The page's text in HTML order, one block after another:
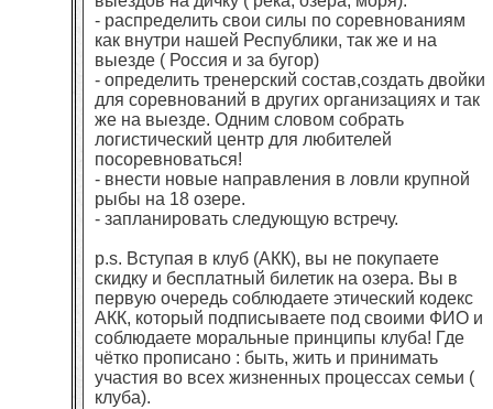
- распределить свои силы по соревнованиям
как внутри нашей Республики, так же и на
выезде ( Россия и за бугор)
- определить тренерский состав,создать двойки
для соревнований в других организациях и так
же на выезде. Одним словом собрать
логистический центр для любителей
посоревноваться!
- внести новые направления в ловли крупной
рыбы на 18 озере.
- запланировать следующую встречу.
p.s. Вступая в клуб (АКК), вы не покупаете
скидку и бесплатный билетик на озера. Вы в
первую очередь соблюдаете этический кодекс
АКК, который подписываете под своими ФИО и
соблюдаете моральные принципы клуба! Где
чётко прописано : быть, жить и принимать
участия во всех жизненных процессах семьи (
клуба).